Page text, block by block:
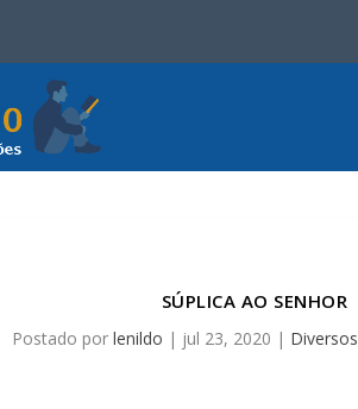
SÚPLICA AO SENHOR
Postado por lenildo | jul 23, 2020 | Diversos